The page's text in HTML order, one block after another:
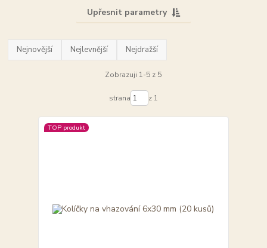
Upřesnit parametry
Nejnovější Nejlevnější Nejdražší
Zobrazuji 1-5 z 5
strana z 1
TOP produkt